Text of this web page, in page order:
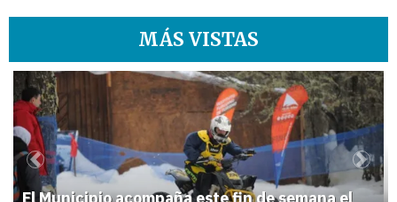
MÁS VISTAS
Previous Next